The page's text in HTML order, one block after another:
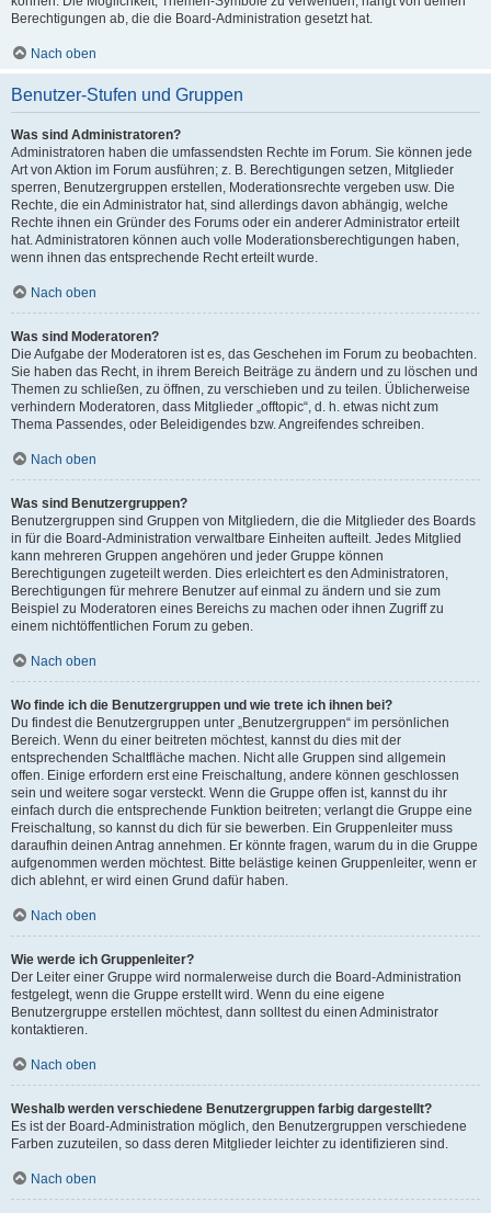
Berechtigungen ab, die die Board-Administration gesetzt hat.
Nach oben
Benutzer-Stufen und Gruppen
Was sind Administratoren?
Administratoren haben die umfassendsten Rechte im Forum. Sie können jede
Art von Aktion im Forum ausführen; z. B. Berechtigungen setzen, Mitglieder
sperren, Benutzergruppen erstellen, Moderationsrechte vergeben usw. Die
Rechte, die ein Administrator hat, sind allerdings davon abhängig, welche
Rechte ihnen ein Gründer des Forums oder ein anderer Administrator erteilt
hat. Administratoren können auch volle Moderationsberechtigungen haben,
wenn ihnen das entsprechende Recht erteilt wurde.
Nach oben
Was sind Moderatoren?
Die Aufgabe der Moderatoren ist es, das Geschehen im Forum zu beobachten.
Sie haben das Recht, in ihrem Bereich Beiträge zu ändern und zu löschen und
Themen zu schließen, zu öffnen, zu verschieben und zu teilen. Üblicherweise
verhindern Moderatoren, dass Mitglieder „offtopic“, d. h. etwas nicht zum
Thema Passendes, oder Beleidigendes bzw. Angreifendes schreiben.
Nach oben
Was sind Benutzergruppen?
Benutzergruppen sind Gruppen von Mitgliedern, die die Mitglieder des Boards
in für die Board-Administration verwaltbare Einheiten aufteilt. Jedes Mitglied
kann mehreren Gruppen angehören und jeder Gruppe können
Berechtigungen zugeteilt werden. Dies erleichtert es den Administratoren,
Berechtigungen für mehrere Benutzer auf einmal zu ändern und sie zum
Beispiel zu Moderatoren eines Bereichs zu machen oder ihnen Zugriff zu
einem nichtöffentlichen Forum zu geben.
Nach oben
Wo finde ich die Benutzergruppen und wie trete ich ihnen bei?
Du findest die Benutzergruppen unter „Benutzergruppen“ im persönlichen
Bereich. Wenn du einer beitreten möchtest, kannst du dies mit der
entsprechenden Schaltfläche machen. Nicht alle Gruppen sind allgemein
offen. Einige erfordern erst eine Freischaltung, andere können geschlossen
sein und weitere sogar versteckt. Wenn die Gruppe offen ist, kannst du ihr
einfach durch die entsprechende Funktion beitreten; verlangt die Gruppe eine
Freischaltung, so kannst du dich für sie bewerben. Ein Gruppenleiter muss
daraufhin deinen Antrag annehmen. Er könnte fragen, warum du in die Gruppe
aufgenommen werden möchtest. Bitte belästige keinen Gruppenleiter, wenn er
dich ablehnt, er wird einen Grund dafür haben.
Nach oben
Wie werde ich Gruppenleiter?
Der Leiter einer Gruppe wird normalerweise durch die Board-Administration
festgelegt, wenn die Gruppe erstellt wird. Wenn du eine eigene
Benutzergruppe erstellen möchtest, dann solltest du einen Administrator
kontaktieren.
Nach oben
Weshalb werden verschiedene Benutzergruppen farbig dargestellt?
Es ist der Board-Administration möglich, den Benutzergruppen verschiedene
Farben zuzuteilen, so dass deren Mitglieder leichter zu identifizieren sind.
Nach oben